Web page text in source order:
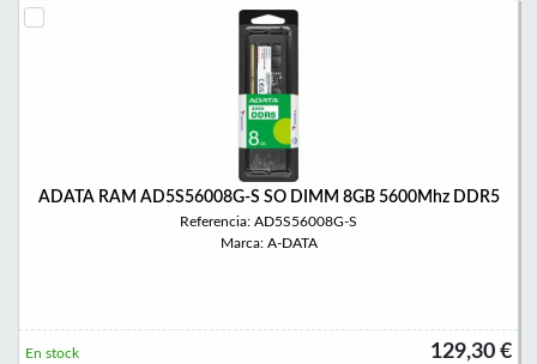
ADATA RAM AD5S56008G-S SO DIMM 8GB 5600Mhz DDR5
Referencia: AD5S56008G-S
Marca: A-DATA
129,30 €
En stock